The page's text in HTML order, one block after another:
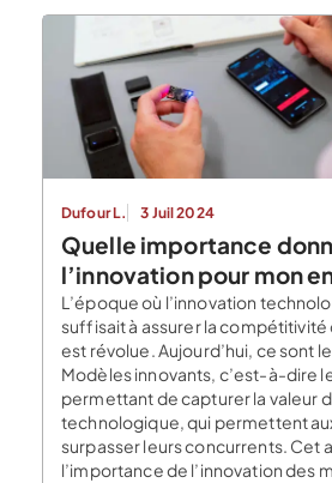
Dufour L. 3 Juil 2024
Quelle importance
l’innovation pour mon
L’époque où l’innovation
suffisait à assurer la
est révolue. Aujourd’hui, ce sont
Modèles innovants, c’est-à-dire
permettant de capturer la valeur
technologique, qui permettent
surpasser leurs concurrents. Cet
l’importance de l’innovation des